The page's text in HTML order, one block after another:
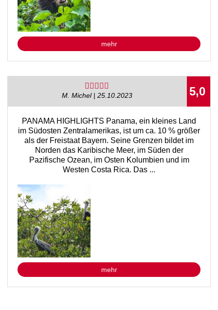
mehr
5,0
M. Michel | 25.10.2023
PANAMA HIGHLIGHTS Panama, ein kleines Land
im Südosten Zentralamerikas, ist um ca. 10 % größer
als der Freistaat Bayern. Seine Grenzen bildet im
Norden das Karibische Meer, im Süden der
Pazifische Ozean, im Osten Kolumbien und im
Westen Costa Rica. Das ...
mehr